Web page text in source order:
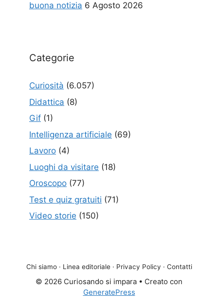
buona notizia 6 Agosto 2026
Categorie
Curiosità (6.057)
Didattica (8)
Gif (1)
Intelligenza artificiale (69)
Lavoro (4)
Luoghi da visitare (18)
Oroscopo (77)
Test e quiz gratuiti (71)
Video storie (150)
Chi siamo · Linea editoriale · Privacy Policy · Contatti
© 2026 Curiosando si impara • Creato con
GeneratePress